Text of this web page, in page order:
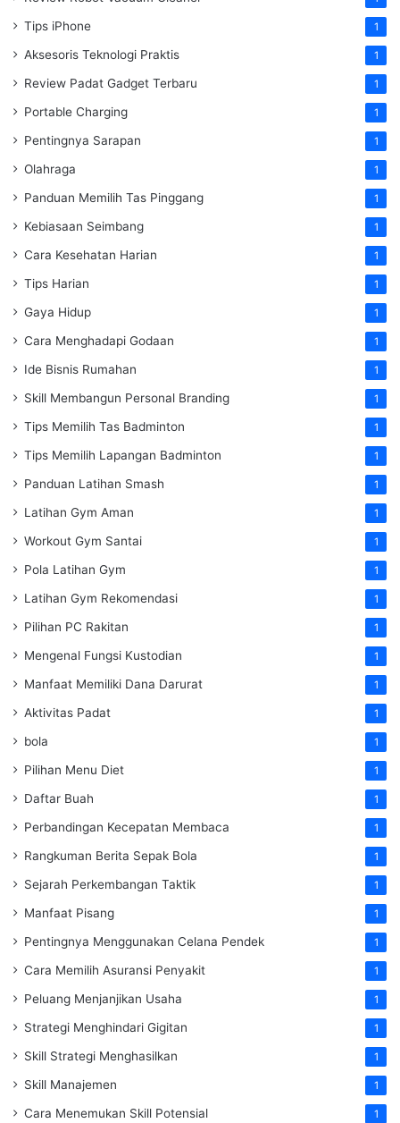
Tips iPhone 1
Aksesoris Teknologi Praktis 1
Review Padat Gadget Terbaru 1
Portable Charging 1
Pentingnya Sarapan 1
Olahraga 1
Panduan Memilih Tas Pinggang 1
Kebiasaan Seimbang 1
Cara Kesehatan Harian 1
Tips Harian 1
Gaya Hidup 1
Cara Menghadapi Godaan 1
Ide Bisnis Rumahan 1
Skill Membangun Personal Branding 1
Tips Memilih Tas Badminton 1
Tips Memilih Lapangan Badminton 1
Panduan Latihan Smash 1
Latihan Gym Aman 1
Workout Gym Santai 1
Pola Latihan Gym 1
Latihan Gym Rekomendasi 1
Pilihan PC Rakitan 1
Mengenal Fungsi Kustodian 1
Manfaat Memiliki Dana Darurat 1
Aktivitas Padat 1
bola 1
Pilihan Menu Diet 1
Daftar Buah 1
Perbandingan Kecepatan Membaca 1
Rangkuman Berita Sepak Bola 1
Sejarah Perkembangan Taktik 1
Manfaat Pisang 1
Pentingnya Menggunakan Celana Pendek 1
Cara Memilih Asuransi Penyakit 1
Peluang Menjanjikan Usaha 1
Strategi Menghindari Gigitan 1
Skill Strategi Menghasilkan 1
Skill Manajemen 1
Cara Menemukan Skill Potensial 1